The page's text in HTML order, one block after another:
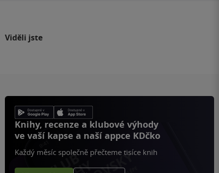
Viděli jste
Knihy, recenze a klubové výhody
ve vaší kapse a naší appce KDčko
Každý měsíc společně přečteme tisíce knih